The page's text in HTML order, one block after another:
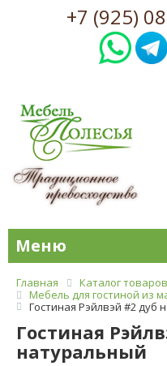
+7 (925)
Меню
Главная Каталог товаров
Мебель для гостиной из
Гостиная Рэйлвэй #2 дуб
Гостиная
натуральный